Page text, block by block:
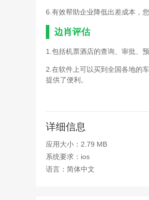
6.有效帮助企业降低出差成本，
边肖评估
1.包括机票酒店的查询、审批、
2.在软件上可以买到全国各地的
提供了便利。
详细信息
应用大小：2.79 MB
系统要求：ios
语言：简体中文